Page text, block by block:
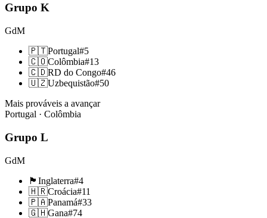
Grupo K
GdM
🇵🇹Portugal#5
🇨🇴Colômbia#13
🇨🇩RD do Congo#46
🇺🇿Uzbequistão#50
Mais prováveis a avançar
Portugal · Colômbia
Grupo L
GdM
🏴󠁧󠁢󠁥󠁮󠁧󠁿 Inglaterra#4
🇭🇷Croácia#11
🇵🇦Panamá#33
🇬🇭Gana#74